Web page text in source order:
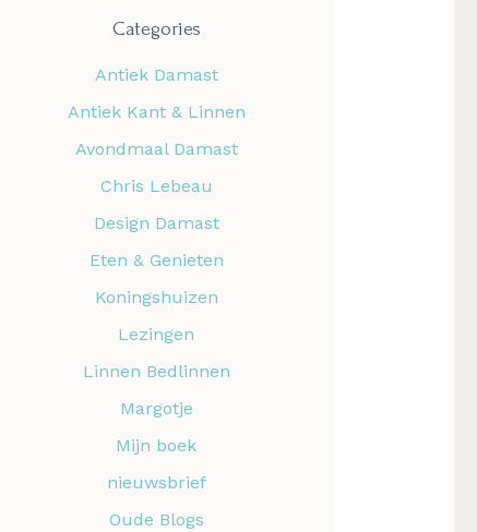
Categories
Antiek Damast
Antiek Kant & Linnen
Avondmaal Damast
Chris Lebeau
Design Damast
Eten & Genieten
Koningshuizen
Lezingen
Linnen Bedlinnen
Margotje
Mijn boek
nieuwsbrief
Oude Blogs